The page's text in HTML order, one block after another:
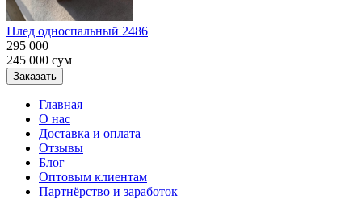
Плед односпальный 2486
295 000
245 000 сум
Заказать
Главная
О нас
Доставка и оплата
Отзывы
Блог
Оптовым клиентам
Партнёрство и заработок